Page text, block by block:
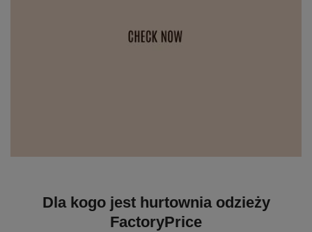
Dla kogo jest hurtownia odzieży
FactoryPrice